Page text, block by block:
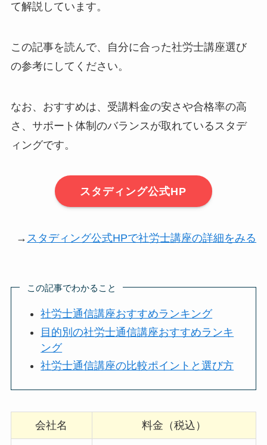
て解説しています。
この記事を読んで、自分に合った社労士講座選び
の参考にしてください。
なお、おすすめは、受講料金の安さや合格率の高
さ、サポート体制のバランスが取れているスタデ
ィングです。
スタディング公式HP
→ スタディング公式HPで社労士講座の詳細をみる
この記事でわかること
社労士通信講座おすすめランキング
目的別の社労士通信講座おすすめランキ
ング
社労士通信講座の比較ポイントと選び方
会社名 料金（税込）